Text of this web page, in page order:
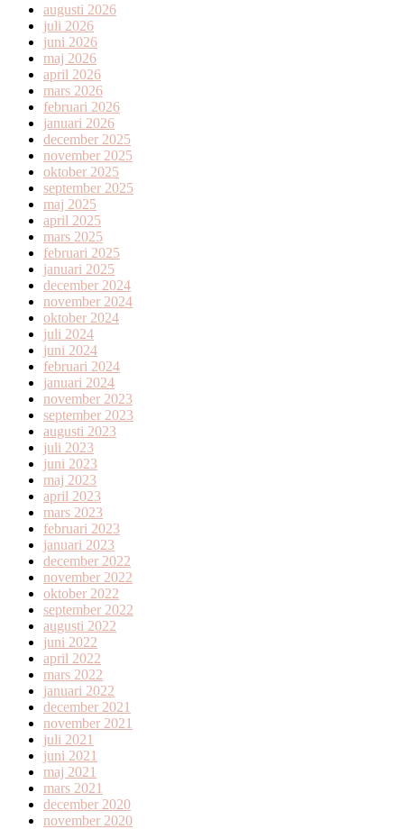
augusti 2026
juli 2026
juni 2026
maj 2026
april 2026
mars 2026
februari 2026
januari 2026
december 2025
november 2025
oktober 2025
september 2025
maj 2025
april 2025
mars 2025
februari 2025
januari 2025
december 2024
november 2024
oktober 2024
juli 2024
juni 2024
februari 2024
januari 2024
november 2023
september 2023
augusti 2023
juli 2023
juni 2023
maj 2023
april 2023
mars 2023
februari 2023
januari 2023
december 2022
november 2022
oktober 2022
september 2022
augusti 2022
juni 2022
april 2022
mars 2022
januari 2022
december 2021
november 2021
juli 2021
juni 2021
maj 2021
mars 2021
december 2020
november 2020